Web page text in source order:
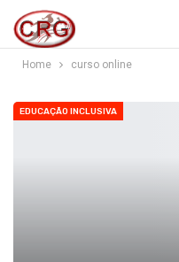
Home curso online
EDUCAÇÃO INCLUSIVA